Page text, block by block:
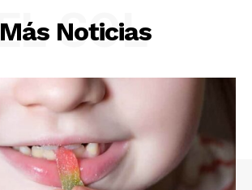
Más Noticias
EL SOL